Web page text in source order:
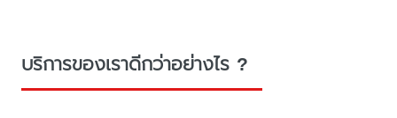
บริการของเราดีกว่าอย่างไร ?